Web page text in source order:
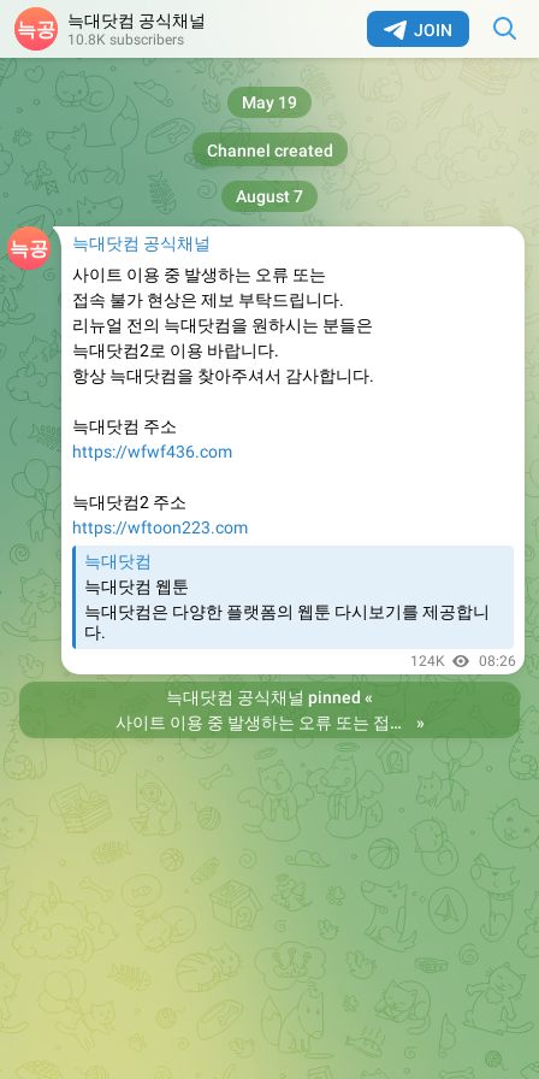
JOIN
늑대닷컴 공식채널
10.8K subscribers
Channel created
May 19
늑대닷컴 공식채널
사이트 이용 중 발생하는 오류 또는
접속 불가 현상은 제보 부탁드립니다.
리뉴얼 전의 늑대닷컴을 원하시는 분들은
늑대닷컴2로 이용 바랍니다.
항상 늑대닷컴을 찾아주셔서 감사합니다.
늑대닷컴 주소
https://wfwf436.com
늑대닷컴2 주소
https://wftoon223.com
늑대닷컴
늑대닷컴 웹툰
늑대닷컴은 다양한 플랫폼의 웹툰 다시보기를 제공합니
다.
124K 08:26
August 7
늑대닷컴 공식채널 pinned «
사이트 이용 중 발생하는 오류 또는 접속 불가 현상은 제보 부탁드립니다. 리뉴얼 전의 늑대닷컴을 원하시는 분들은 늑대닷컴2로 이용 바랍니다. 항상 늑대닷컴을 찾아주셔서 감사합니다. 늑대닷컴 주소 https://wfwf436.com 늑대닷컴2 주소 https://wftoon223.com
»